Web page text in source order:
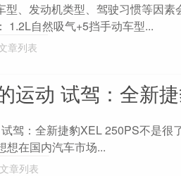
、发动机类型、驾驶习惯等因
1.2L自然吸气+5挡手动车型...
章列表
运动 试驾：全新
驾：全新捷豹XEL 250PS不是很
想在国内汽车市场...
文章列表